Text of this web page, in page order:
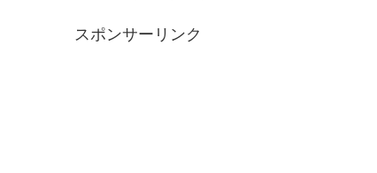
スポンサーリンク